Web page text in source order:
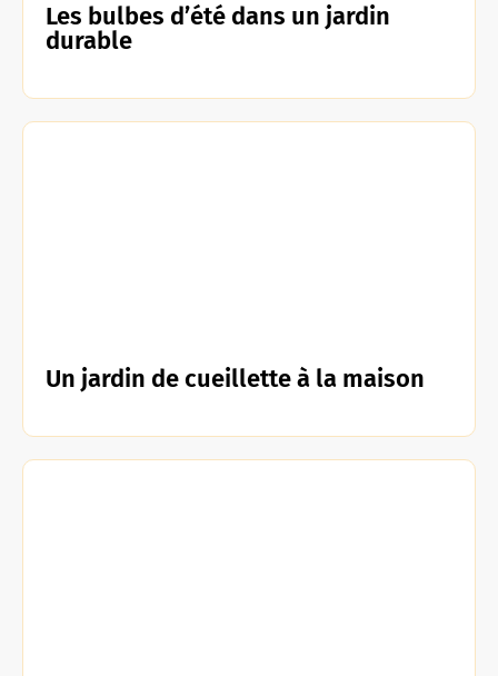
Les bulbes d’été dans un jardin
durable
Un jardin de cueillette à la maison